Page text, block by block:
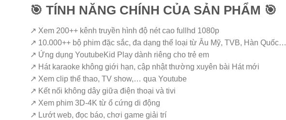
🎯 TÍNH NĂNG CHÍNH CỦA SẢN PHẨM 🎯
↗ Xem 200++ kênh truyền hình độ nét cao fullhd 1080p
↗ 10.000++ bộ phim đặc sắc, đa dạng thể loại từ Âu Mỹ, TVB, Hàn Quốc…
↗ Ứng dụng YoutubeKid Play dành riêng cho trẻ em
↗ Hát karaoke không giới hạn, cập nhật thường xuyên bài Hát mới
↗ Xem clip thể thao, TV show,… qua Youtube
↗ Kết nối không dây giữa điện thoại và tivi
↗ Xem phim 3D-4K từ ổ cứng di động
↗ Lướt web, đọc báo, chơi game giải trí